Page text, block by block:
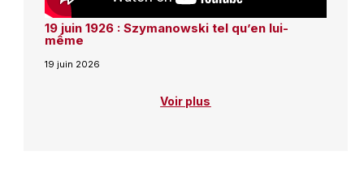
19 juin 1926 : Szymanowski tel qu’en lui-
même
19 juin 2026
Voir plus